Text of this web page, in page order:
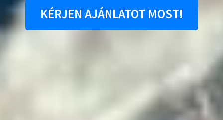
KÉRJEN AJÁNLATOT MOST!